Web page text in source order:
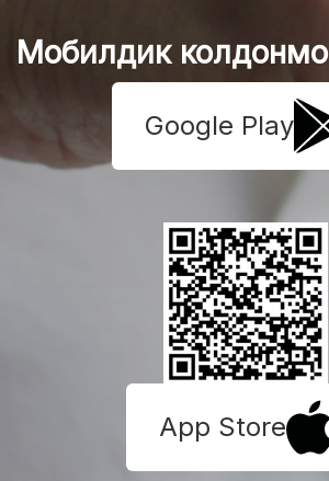
Мобилдик колдонмо
Google Play
App Store